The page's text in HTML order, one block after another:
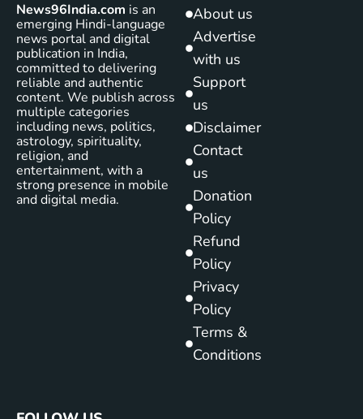
News96India.com is an
emerging Hindi-language
news portal and digital
publication in India,
committed to delivering
reliable and authentic
content. We publish across
multiple categories
including news, politics,
astrology, spirituality,
religion, and
entertainment, with a
strong presence in mobile
and digital media.
About us
Advertise
with us
Support
us
Disclaimer
Contact
us
Donation
Policy
Refund
Policy
Privacy
Policy
Terms &
Conditions